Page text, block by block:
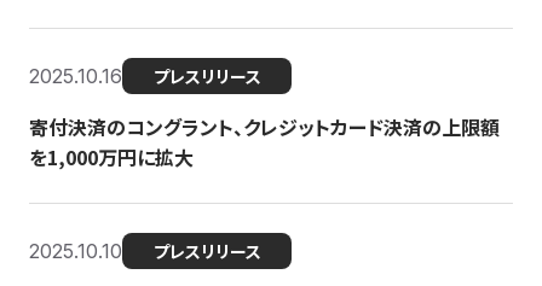
2025.10.16 プレスリリース
寄付決済のコングラント、クレジットカード決済の上限額
を1,000万円に拡大
2025.10.10 プレスリリース